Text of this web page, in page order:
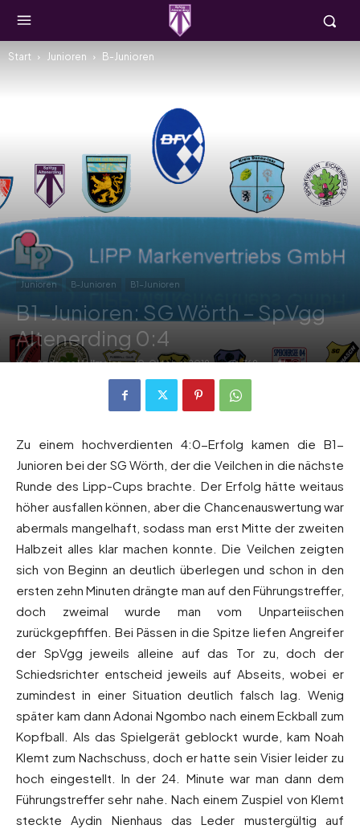
Start Junioren B-Junioren
Junioren B-Junioren B1-Junioren
B1-Junioren: SG Wörth – SpVgg
Altenerding 0:4
Von Andreas Heilmaier - 10. Oktober 2019 769 0
Zu einem hochverdienten 4:0-Erfolg kamen die B1-
Junioren bei der SG Wörth, der die Veilchen in die nächste
Runde des Lipp-Cups brachte. Der Erfolg hätte weitaus
höher ausfallen können, aber die Chancenauswertung war
abermals mangelhaft, sodass man erst Mitte der zweiten
Halbzeit alles klar machen konnte. Die Veilchen zeigten
sich von Beginn an deutlich überlegen und schon in den
ersten zehn Minuten drängte man auf den Führungstreffer,
doch zweimal wurde man vom Unparteiischen
zurückgepfiffen. Bei Pässen in die Spitze liefen Angreifer
der SpVgg jeweils alleine auf das Tor zu, doch der
Schiedsrichter entscheid jeweils auf Abseits, wobei er
zumindest in einer Situation deutlich falsch lag. Wenig
später kam dann Adonai Ngombo nach einem Eckball zum
Kopfball. Als das Spielgerät geblockt wurde, kam Noah
Klemt zum Nachschuss, doch er hatte sein Visier leider zu
hoch eingestellt. In der 24. Minute war man dann dem
Führungstreffer sehr nahe. Nach einem Zuspiel von Klemt
steckte Aydin Nienhaus das Leder mustergültig auf